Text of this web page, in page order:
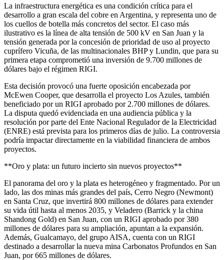
La infraestructura energética es una condición crítica para el
desarrollo a gran escala del cobre en Argentina, y representa uno de
los cuellos de botella más concretos del sector. El caso más
ilustrativo es la línea de alta tensión de 500 kV en San Juan y la
tensión generada por la concesión de prioridad de uso al proyecto
cuprífero Vicuña, de las multinacionales BHP y Lundin, que para su
primera etapa comprometió una inversión de 9.700 millones de
dólares bajo el régimen RIGI.
Esta decisión provocó una fuerte oposición encabezada por
McEwen Cooper, que desarrolla el proyecto Los Azules, también
beneficiado por un RIGI aprobado por 2.700 millones de dólares.
La disputa quedó evidenciada en una audiencia pública y la
resolución por parte del Ente Nacional Regulador de la Electricidad
(ENRE) está prevista para los primeros días de julio. La controversia
podría impactar directamente en la viabilidad financiera de ambos
proyectos.
**Oro y plata: un futuro incierto sin nuevos proyectos**
El panorama del oro y la plata es heterogéneo y fragmentado. Por un
lado, las dos minas más grandes del país, Cerro Negro (Newmont)
en Santa Cruz, que invertirá 800 millones de dólares para extender
su vida útil hasta al menos 2035, y Veladero (Barrick y la china
Shandong Gold) en San Juan, con un RIGI aprobado por 380
millones de dólares para su ampliación, apuntan a la expansión.
Además, Gualcamayo, del grupo AISA, cuenta con un RIGI
destinado a desarrollar la nueva mina Carbonatos Profundos en San
Juan, por 665 millones de dólares.